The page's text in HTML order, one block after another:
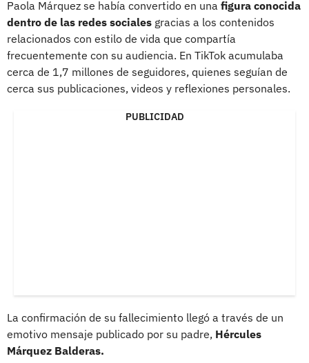
Paola Márquez se había convertido en una figura conocida
dentro de las redes sociales gracias a los contenidos
relacionados con estilo de vida que compartía
frecuentemente con su audiencia. En TikTok acumulaba
cerca de 1,7 millones de seguidores, quienes seguían de
cerca sus publicaciones, videos y reflexiones personales.
PUBLICIDAD
La confirmación de su fallecimiento llegó a través de un
emotivo mensaje publicado por su padre, Hércules
Márquez Balderas.